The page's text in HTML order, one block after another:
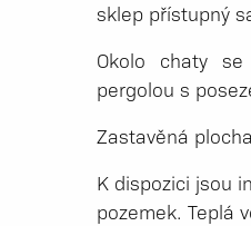
sklep přístupný
Okolo chaty se
pergolou s
Zastavěná
K dispozici jsou
pozemek. Teplá